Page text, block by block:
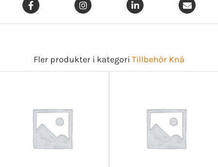
ED028209
ED028211
Fler produkter i kategori Tillbehör Knä